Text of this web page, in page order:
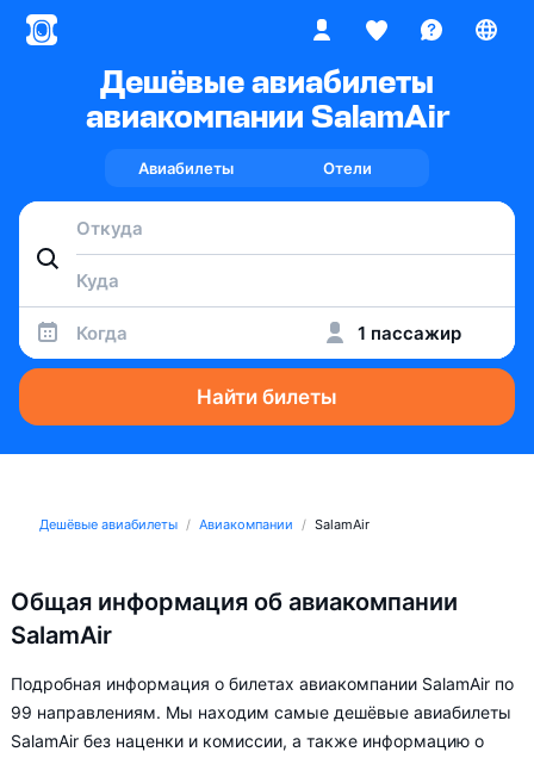
Дешёвые авиабилеты
авиакомпании SalamAir
Авиабилеты Отели
Когда 1 пассажир
Найти билеты
Дешёвые авиабилеты Авиакомпании SalamAir
Общая информация об авиакомпании
SalamAir
Подробная информация о билетах авиакомпании SalamAir по
99 направлениям. Мы находим самые дешёвые авиабилеты
SalamAir без наценки и комиссии, а также информацию о